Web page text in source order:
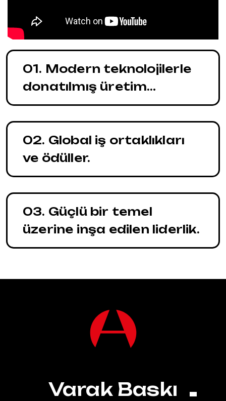
01. Modern teknolojilerle
donatılmış üretim
tesisleri.
02. Global iş ortaklıkları
ve ödüller.
03. Güçlü bir temel
üzerine inşa edilen liderlik.
Varak Baskı